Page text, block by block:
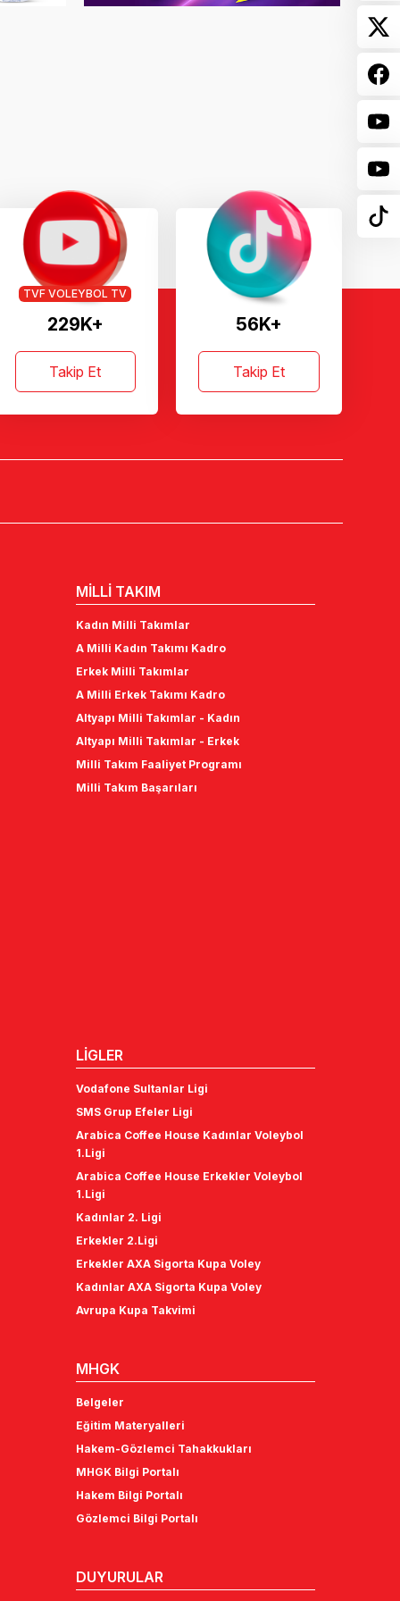
229K+
TVF VOLEYBOL TV
Takip Et
56K+
Takip Et
MİLLİ TAKIM
Kadın Milli Takımlar
A Milli Kadın Takımı Kadro
Erkek Milli Takımlar
A Milli Erkek Takımı Kadro
Altyapı Milli Takımlar - Kadın
Altyapı Milli Takımlar - Erkek
Milli Takım Faaliyet Programı
Milli Takım Başarıları
LİGLER
Vodafone Sultanlar Ligi
SMS Grup Efeler Ligi
Arabica Coffee House Kadınlar Voleybol
1.Ligi
Arabica Coffee House Erkekler Voleybol
1.Ligi
Kadınlar 2. Ligi
Erkekler 2.Ligi
Erkekler AXA Sigorta Kupa Voley
Kadınlar AXA Sigorta Kupa Voley
Avrupa Kupa Takvimi
MHGK
Belgeler
Eğitim Materyalleri
Hakem-Gözlemci Tahakkukları
MHGK Bilgi Portalı
Hakem Bilgi Portalı
Gözlemci Bilgi Portalı
DUYURULAR